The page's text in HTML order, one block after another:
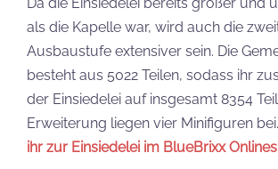
als die Kapelle war, wird auch die
Ausbaustufe extensiver sein. Die
besteht aus 5022 Teilen, sodass ihr
der Einsiedelei auf insgesamt 8354
Erweiterung liegen vier Minifiguren bei.
ihr zur Einsiedelei im BlueBrixx